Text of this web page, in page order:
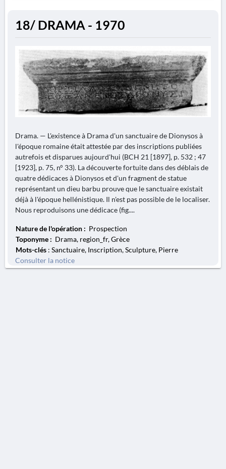
18/ DRAMA - 1970
Drama. — L'existence à Drama d'un sanctuaire de Dionysos à
l'époque romaine était attestée par des inscriptions publiées
autrefois et disparues aujourd'hui (BCH 21 [1897], p. 532 ; 47
[1923], p. 75, n° 33). La découverte fortuite dans des déblais de
quatre dédicaces à Dionysos et d'un fragment de statue
représentant un dieu barbu prouve que le sanctuaire existait
déjà à l'époque hellénistique. Il n'est pas possible de le localiser.
Nous reproduisons une dédicace (fig....
Nature de l'opération : Prospection
Toponyme : Drama, region_fr, Grèce
Mots-clés : Sanctuaire, Inscription, Sculpture, Pierre
Consulter la notice